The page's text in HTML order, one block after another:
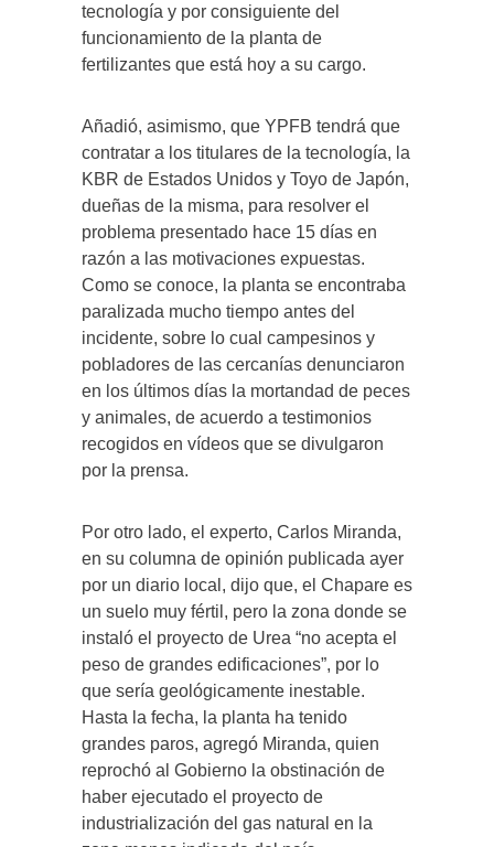
tecnología y por consiguiente del
funcionamiento de la planta de
fertilizantes que está hoy a su cargo.
Añadió, asimismo, que YPFB tendrá que
contratar a los titulares de la tecnología, la
KBR de Estados Unidos y Toyo de Japón,
dueñas de la misma, para resolver el
problema presentado hace 15 días en
razón a las motivaciones expuestas.
Como se conoce, la planta se encontraba
paralizada mucho tiempo antes del
incidente, sobre lo cual campesinos y
pobladores de las cercanías denunciaron
en los últimos días la mortandad de peces
y animales, de acuerdo a testimonios
recogidos en vídeos que se divulgaron
por la prensa.
Por otro lado, el experto, Carlos Miranda,
en su columna de opinión publicada ayer
por un diario local, dijo que, el Chapare es
un suelo muy fértil, pero la zona donde se
instaló el proyecto de Urea “no acepta el
peso de grandes edificaciones”, por lo
que sería geológicamente inestable.
Hasta la fecha, la planta ha tenido
grandes paros, agregó Miranda, quien
reprochó al Gobierno la obstinación de
haber ejecutado el proyecto de
industrialización del gas natural en la